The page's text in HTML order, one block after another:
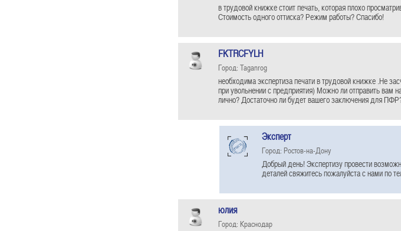
в трудовой книжке стоит печать, которая плохо
Стоимость одного оттиска? Режим работы? Спасибо!
FKTRCFYLH
Город: Taganrog
необходима экспертиза печати в трудовой книжке .Не
при увольнении с предприятия) Можно ли отправить вам
лично? Достаточно ли будет вашего заключения для
Эксперт
Город: Ростов-на-Дону
Добрый день! Экспертизу провести
деталей свяжитесь пожалуйста с нами по
юлия
Город: Краснодар